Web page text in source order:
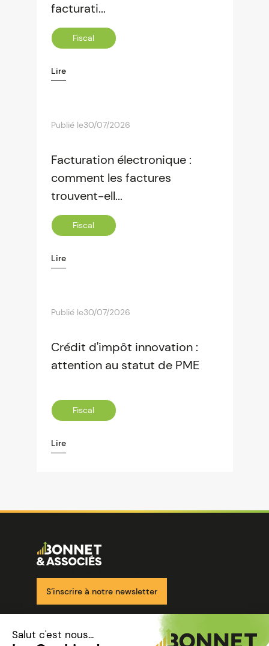
facturati...
Fiscal
Lire
Publié le30/07/2026
Facturation électronique :
comment les factures
trouvent-ell...
Fiscal
Lire
Publié le30/07/2026
Crédit d'impôt innovation :
attention au statut de PME
Fiscal
Lire
Image
S’inscrire à notre newsletter
Nos solutions